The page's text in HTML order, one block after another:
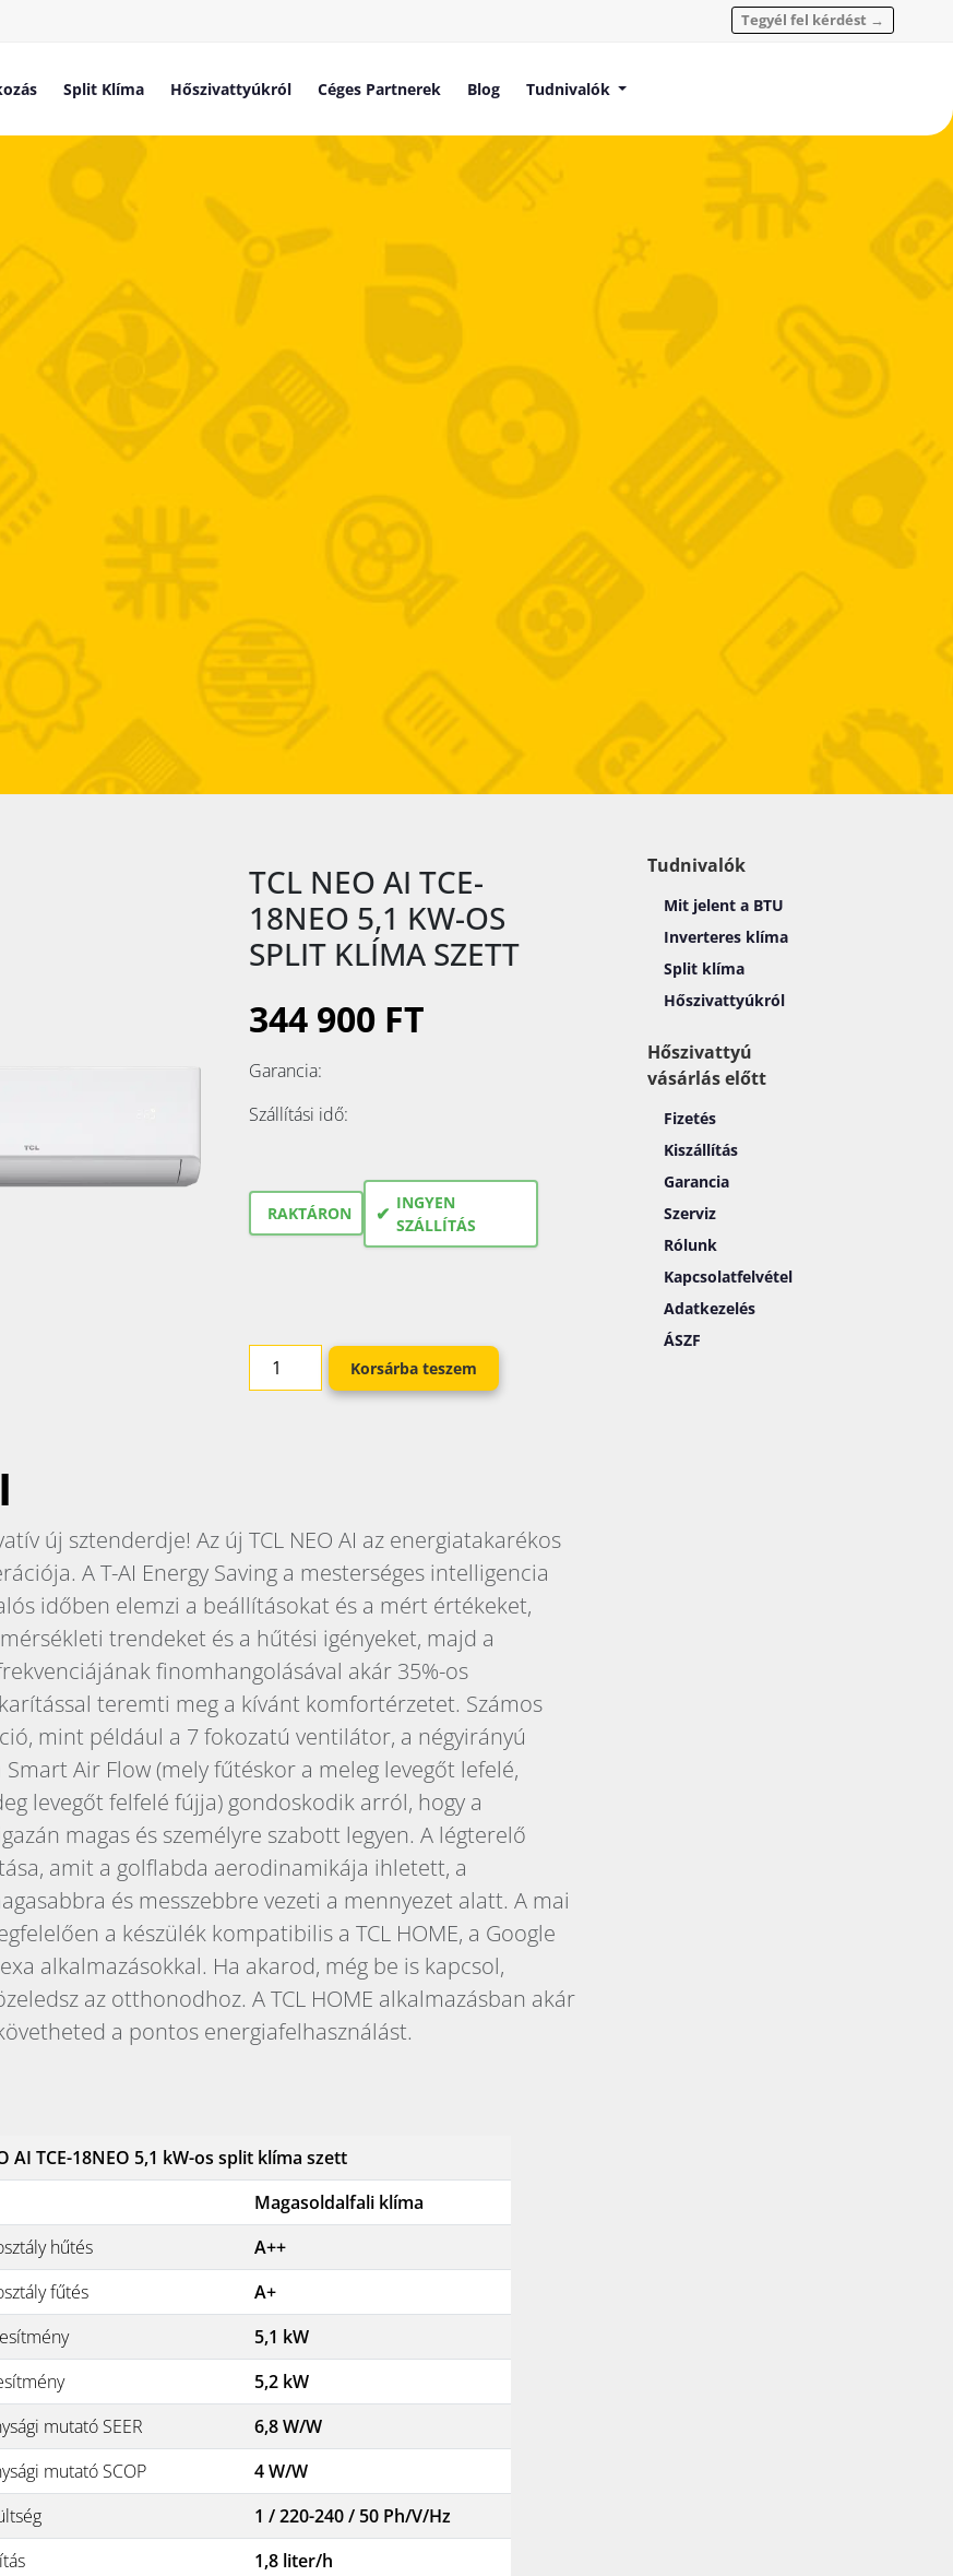
Tegyél fel kérdést →
Split Klíma Hőszivattyúkról Céges Partnerek Blog Tudnivalók
TCL NEO AI TCE-
18NEO 5,1 KW-OS
SPLIT KLÍMA SZETT
344 900 FT
Garancia:
Szállítási idő:
RAKTÁRON ✔ INGYEN
SZÁLLÍTÁS
Korsárba teszem
új sztenderdje! Az új TCL NEO AI az energiatakarékos
A T-AI Energy Saving a mesterséges intelligencia
időben elemzi a beállításokat és a mért értékeket,
trendeket és a hűtési igényeket, majd a
finomhangolásával akár 35%-os
teremti meg a kívánt komfortérzetet. Számos
mint például a 7 fokozatú ventilátor, a négyirányú
Smart Air Flow (mely fűtéskor a meleg levegőt lefelé,
levegőt felfelé fújja) gondoskodik arról, hogy a
magas és személyre szabott legyen. A légterelő
amit a golflabda aerodinamikája ihletett, a
és messzebbre vezeti a mennyezet alatt. A mai
a készülék kompatibilis a TCL HOME, a Google
alkalmazásokkal. Ha akarod, még be is kapcsol,
az otthonodhoz. A TCL HOME alkalmazásban akár
a pontos energiafelhasználást.
AI TCE-18NEO 5,1 kW-os split klíma szett
Magasoldalfali klíma
hűtés
A++
fűtés
A+
5,1 kW
5,2 kW
mutató SEER
6,8 W/W
mutató SCOP
4 W/W
1 / 220-240 / 50 Ph/V/Hz
1,8 liter/h
Tudnivalók
Mit jelent a BTU
Inverteres klíma
Split klíma
Hőszivattyúkról
Hőszivattyú
vásárlás előtt
Fizetés
Kiszállítás
Garancia
Szerviz
Rólunk
Kapcsolatfelvétel
Adatkezelés
ÁSZF